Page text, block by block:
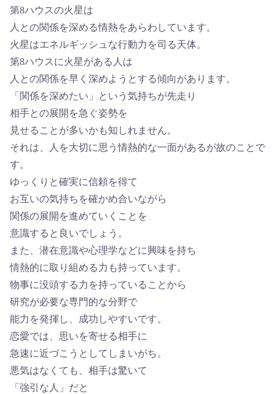
第8ハウスの火星は
人との関係を深める情熱をあらわしています。
火星はエネルギッシュな行動力を司る天体。
第8ハウスに火星がある人は
人との関係を早く深めようとする傾向があります。
「関係を深めたい」という気持ちが先走り
相手との展開を急ぐ姿勢を
見せることが多いかも知しれません。
それは、人を大切に思う情熱的な一面があるが故のことで
す。
ゆっくりと確実に信頼を得て
お互いの気持ちを確かめ合いながら
関係の展開を進めていくことを
意識すると良いでしょう。
また、潜在意識や心理学などに興味を持ち
情熱的に取り組める力も持っています。
物事に没頭する力を持っていることから
研究が必要な専門的な分野で
能力を発揮し、成功しやすいです。
恋愛では、思いを寄せる相手に
急速に近づこうとしてしまいがち。
悪気はなくても、相手は驚いて
「強引な人」だと